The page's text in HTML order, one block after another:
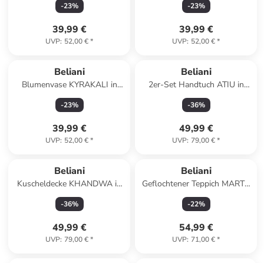
(L) 19 cm
-23%
39,99 €
UVP: 52,00 €*
(L) 21 cm
-23%
39,99 €
UVP: 52,00 €*
Beliani
Blumenvase KYRAKALI in
Transparent - (W) 17 x (H) 28
x (L) 17 cm
-23%
39,99 €
UVP: 52,00 €*
Beliani
2er-Set Handtuch ATIU in
Blau
-36%
49,99 €
UVP: 79,00 €*
Beliani
Kuscheldecke KHANDWA in
Beige/Weiß/Orange - (W) 130
x (H) 1 x (L) 180 cm
-36%
49,99 €
UVP: 79,00 €*
Beliani
Geflochtener Teppich MARTS
in Beige/Blau - (W) 140 x (L)
140 cm
-22%
54,99 €
UVP: 71,00 €*